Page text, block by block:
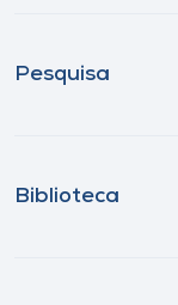
Pesquisa
Biblioteca